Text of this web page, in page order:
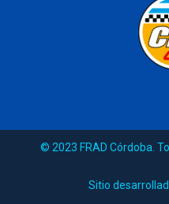
© 2023 FRAD Córdoba.
Sitio